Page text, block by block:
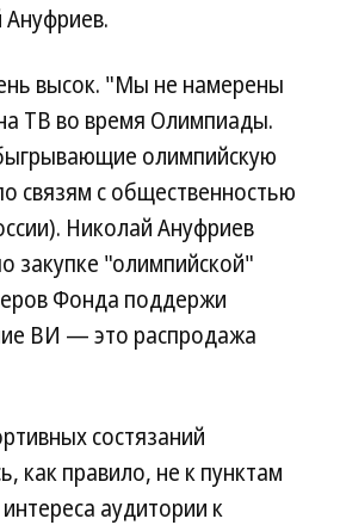
Ануфриев.
высок. "Мы не намерены
ТВ во время Олимпиады.
олимпийскую
связям с общественностью
Николай Ануфриев
закупке "олимпийской"
Фонда поддержи
ВИ — это распродажа
состязаний
как правило, не к пунктам
аудитории к